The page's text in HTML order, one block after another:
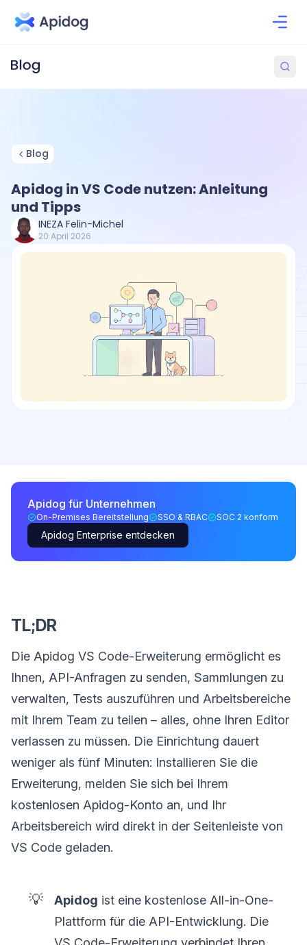
Blog
Apidog in VS Code nutzen: Anleitung
und Tipps
INEZA Felin-Michel
20 April 2026
Apidog für Unternehmen
On-Premises Bereitstellung SSO & RBAC SOC 2 konform
Apidog Enterprise entdecken
TL;DR
Die Apidog VS Code-Erweiterung ermöglicht es
Ihnen, API-Anfragen zu senden, Sammlungen zu
verwalten, Tests auszuführen und Arbeitsbereiche
mit Ihrem Team zu teilen – alles, ohne Ihren Editor
verlassen zu müssen. Die Einrichtung dauert
weniger als fünf Minuten: Installieren Sie die
Erweiterung, melden Sie sich bei Ihrem
kostenlosen Apidog-Konto an, und Ihr
Arbeitsbereich wird direkt in der Seitenleiste von
VS Code geladen.
💡 Apidog ist eine kostenlose All-in-One-
Plattform für die API-Entwicklung. Die